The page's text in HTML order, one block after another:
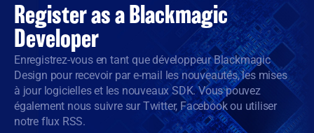
Register as a Blackmagic
Developer
Enregistrez-vous en tant que développeur Blackmagic
Design pour recevoir par e-mail les nouveautés, les mises
à jour logicielles et les nouveaux SDK. Vous pouvez
également nous suivre sur Twitter, Facebook ou utiliser
notre flux RSS.